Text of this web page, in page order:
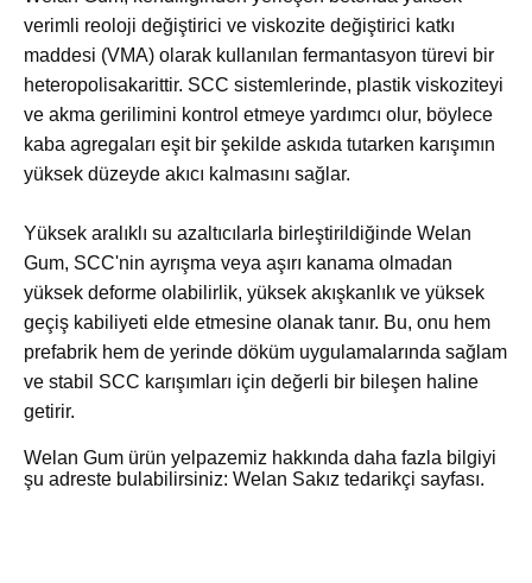
verimli reoloji değiştirici ve viskozite değiştirici katkı
maddesi (VMA) olarak kullanılan fermantasyon türevi bir
heteropolisakarittir. SCC sistemlerinde, plastik viskoziteyi
ve akma gerilimini kontrol etmeye yardımcı olur, böylece
kaba agregaları eşit bir şekilde askıda tutarken karışımın
yüksek düzeyde akıcı kalmasını sağlar.
Yüksek aralıklı su azaltıcılarla birleştirildiğinde Welan
Gum, SCC'nin ayrışma veya aşırı kanama olmadan
yüksek deforme olabilirlik, yüksek akışkanlık ve yüksek
geçiş kabiliyeti elde etmesine olanak tanır. Bu, onu hem
prefabrik hem de yerinde döküm uygulamalarında sağlam
ve stabil SCC karışımları için değerli bir bileşen haline
getirir.
Welan Gum ürün yelpazemiz hakkında daha fazla bilgiyi
şu adreste bulabilirsiniz: Welan Sakız tedarikçi sayfası.